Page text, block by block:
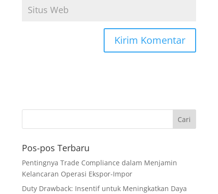
Pos-pos Terbaru
Pentingnya Trade Compliance dalam Menjamin
Kelancaran Operasi Ekspor-Impor
Duty Drawback: Insentif untuk Meningkatkan Daya